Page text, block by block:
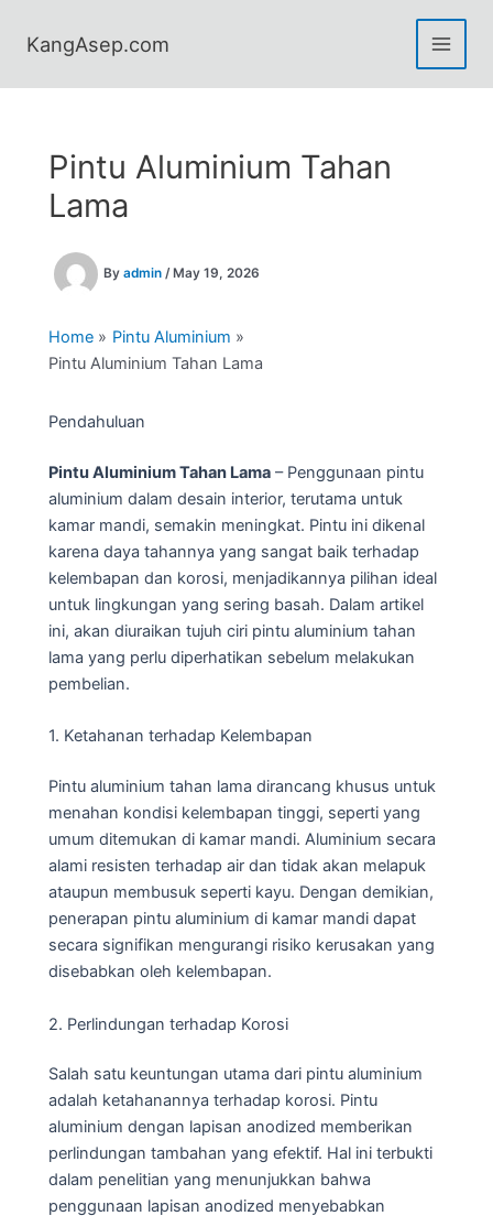
KangAsep.com
Pintu Aluminium Tahan
Lama
By admin / May 19, 2026
Home
Pintu Aluminium
Pintu Aluminium Tahan Lama
Pendahuluan
Pintu Aluminium Tahan Lama – Penggunaan pintu
aluminium dalam desain interior, terutama untuk
kamar mandi, semakin meningkat. Pintu ini dikenal
karena daya tahannya yang sangat baik terhadap
kelembapan dan korosi, menjadikannya pilihan ideal
untuk lingkungan yang sering basah. Dalam artikel
ini, akan diuraikan tujuh ciri pintu aluminium tahan
lama yang perlu diperhatikan sebelum melakukan
pembelian.
1. Ketahanan terhadap Kelembapan
Pintu aluminium tahan lama dirancang khusus untuk
menahan kondisi kelembapan tinggi, seperti yang
umum ditemukan di kamar mandi. Aluminium secara
alami resisten terhadap air dan tidak akan melapuk
ataupun membusuk seperti kayu. Dengan demikian,
penerapan pintu aluminium di kamar mandi dapat
secara signifikan mengurangi risiko kerusakan yang
disebabkan oleh kelembapan.
2. Perlindungan terhadap Korosi
Salah satu keuntungan utama dari pintu aluminium
adalah ketahanannya terhadap korosi. Pintu
aluminium dengan lapisan anodized memberikan
perlindungan tambahan yang efektif. Hal ini terbukti
dalam penelitian yang menunjukkan bahwa
penggunaan lapisan anodized menyebabkan